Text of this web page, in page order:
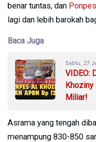
benar tuntas, dan
lagi dan lebih barokah
Baca Juga
Sabtu, 27
VIDEO:
Khoziny
Miliar!
Asrama yang tengah
menampung 830-850